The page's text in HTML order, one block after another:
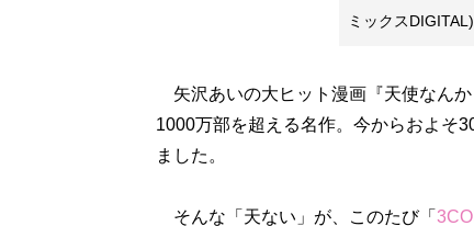
ミックス
矢沢あいの大ヒット漫画『天使なん
1000万部を超える名作。今からおよそ
ました。
そんな「天ない」が、このたび「